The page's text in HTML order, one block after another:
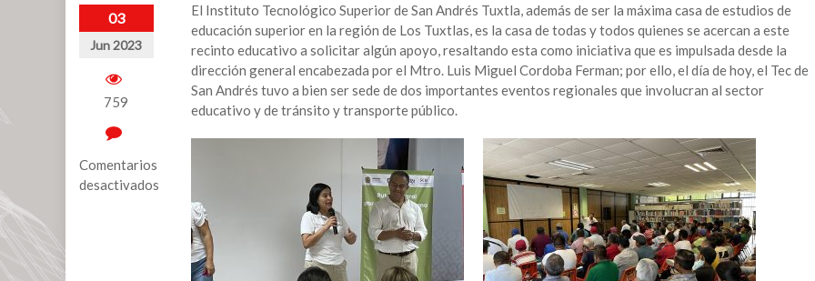
03
Jun 2023
759
Comentarios
desactivados
El Instituto Tecnológico Superior de San Andrés Tuxtla, además de ser la máxima casa de estudios de
educación superior en la región de Los Tuxtlas, es la casa de todas y todos quienes se acercan a este
recinto educativo a solicitar algún apoyo, resaltando esta como iniciativa que es impulsada desde la
dirección general encabezada por el Mtro. Luis Miguel Cordoba Ferman; por ello, el día de hoy, el Tec de
San Andrés tuvo a bien ser sede de dos importantes eventos regionales que involucran al sector
educativo y de tránsito y transporte público.